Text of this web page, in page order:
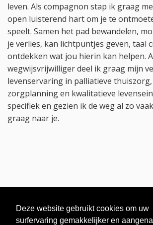
Deze website gebruikt cookies om uw
surfervaring gemakkelijker en
leven. Als compagnon stap ik graag
open luisterend hart om je te
speelt. Samen het pad bewandelen,
je verlies, kan lichtpuntjes geven, taal
ontdekken wat jou hierin kan helpen.
wegwijsvrijwilliger deel ik graag mijn
levenservaring in palliatieve
zorgplanning en kwalitatieve
specifiek en gezien ik de weg al zo
graag naar je.